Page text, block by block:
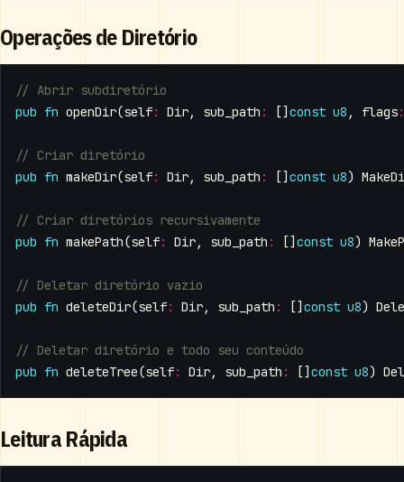
Operações de Diretório
pub fn openDir(self: Dir, sub_path : [] const u8 , flags:
pub fn makeDir(self: Dir, sub_path : [] const u8)
pub fn makePath(self: Dir, sub_path : [] const u8)
pub fn deleteDir(self: Dir, sub_path : [] const u8)
pub fn deleteTree(self: Dir, sub_path : [] const u8)
Leitura Rápida